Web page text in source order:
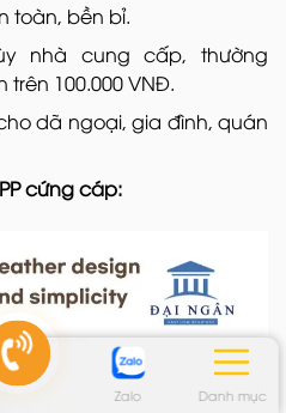
Zalo Danh mục
toàn, bền bỉ.
nhà cung cấp, thường
100.000 VNĐ.
dã ngoại, gia đình, quán
cứng cáp: